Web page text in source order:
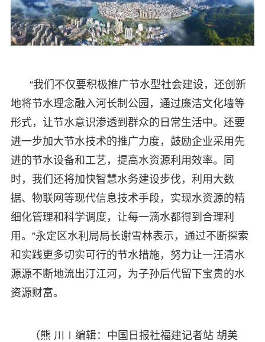
“我们不仅要积极推广节水型社会建设，还创新
地将节水理念融入河长制公园，通过廉洁文化墙等
形式，让节水意识渗透到群众的日常生活中。还要
进一步加大节水技术的推广力度，鼓励企业采用先
进的节水设备和工艺，提高水资源利用效率。同
时，我们还将加快智慧水务建设步伐，利用大数
据、物联网等现代信息技术手段，实现水资源的精
细化管理和科学调度，让每一滴水都得到合理利
用。”永定区水利局局长谢雪林表示，通过不断探索
和实践更多切实可行的节水措施，努力让一汪清水
源源不断地流出汀江河，为子孙后代留下宝贵的水
资源财富。
（熊 川∣编辑：中国日报社福建记者站 胡美